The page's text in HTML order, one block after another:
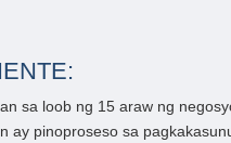
sa loob ng 15 araw ng
ay pinoproseso sa